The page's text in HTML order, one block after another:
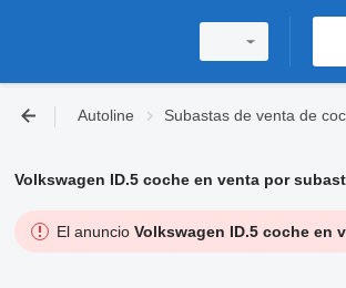
Autoline Subastas de venta de
Volkswagen ID.5 coche en venta por
El anuncio Volkswagen ID.5 coche en